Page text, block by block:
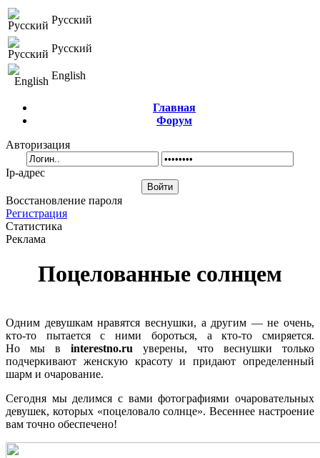
Русский
Русский
English
Главная
Форум
Авторизация
Ip-адрес
Восстановление пароля
Регистрация
Статистика
Реклама
Поцелованные солнцем
Одним девушкам нравятся веснушки, а другим — не очень,
кто-то пытается с ними бороться, а кто-то смиряется.
Но мы в interestno.ru уверены, что веснушки только
подчеркивают женскую красоту и придают определенный
шарм и очарование.
Сегодня мы делимся с вами фотографиями очаровательных
девушек, которых «поцеловало солнце». Весеннее настроение
вам точно обеспечено!